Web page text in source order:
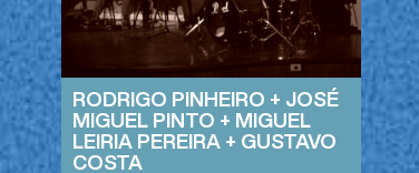
RODRIGO PINHEIRO + JOSÉ
MIGUEL PINTO + MIGUEL
LEIRIA PEREIRA + GUSTAVO
COSTA